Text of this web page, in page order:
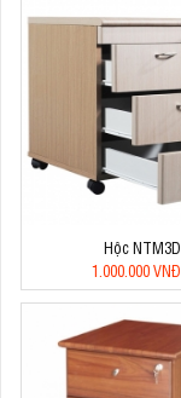
Hộc NTM3D
1.000.000 VNĐ